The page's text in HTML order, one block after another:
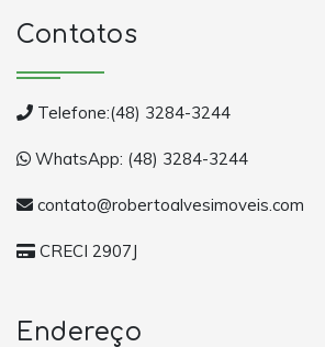
Contatos
Telefone:(48) 3284-3244
WhatsApp: (48) 3284-3244
contato@robertoalvesimoveis.com
CRECI 2907J
Endereço